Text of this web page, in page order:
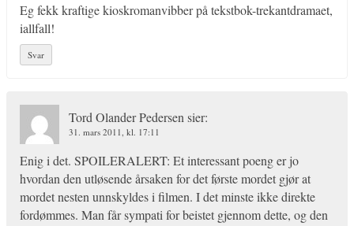
Eg fekk kraftige kioskromanvibber på tekstbok-trekantdramaet,
iallfall!
Svar
Tord Olander Pedersen sier:
31. mars 2011, kl. 17:11
Enig i det. SPOILERALERT: Et interessant poeng er jo
hvordan den utløsende årsaken for det første mordet gjør at
mordet nesten unnskyldes i filmen. I det minste ikke direkte
fordømmes. Man får sympati for beistet gjennom dette, og den